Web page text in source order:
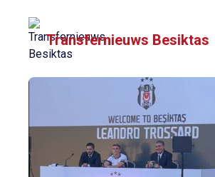
Transfernieuws Besiktas